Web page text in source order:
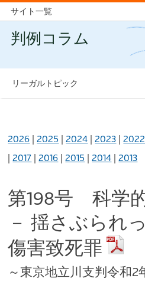
サイト一覧
判例コラム
リーガルトピック
2026 |2025 |2024 |2023 |2022
|2017 |2016 |2015 |2014 |2013
第198号 科学
－ 揺さぶられ
傷害致死罪
～東京地立川支判令和2